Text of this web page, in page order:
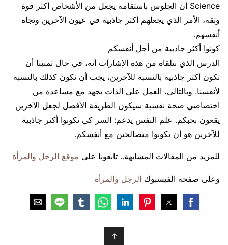
Science أن الجلوس باستقامة يجعل من الأشخاص أكثر قوة
وثقة، الأمر الذي يجعلهم أكثر جاذبية في عيون الآخرين وتجاه
أنفسهم.
كونوا أكثر جاذبية من أجل أنفسكم
الدرس الذي نتلقاه من هذه الإشارات أنه، في حال تمنينا أن
نكون أكثر جاذبية بالنسبة للآخرين، يجب أن نكون كذلك بالنسبة
لأنفسنا. وبالتالي، العمل على الذات بجهد مع مساعدة من
اختصاصي صحة نفسية سيكون الطريقة الأفضل لجعل الآخرين
يقعون بحبكم. علم النفس يدعم: السر كي تكونوا أكثر جاذبية
للآخرين هو أن تكونوا متصالحين مع أنفسكم.
للمزيد من المقالات المشابهة.. تابعونا على موقع الرجل والمرأة
وعلى صفحة الفيسبوك الرجل والمرأة
↑